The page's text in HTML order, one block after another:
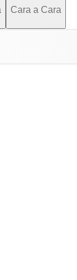
Cara a Cara